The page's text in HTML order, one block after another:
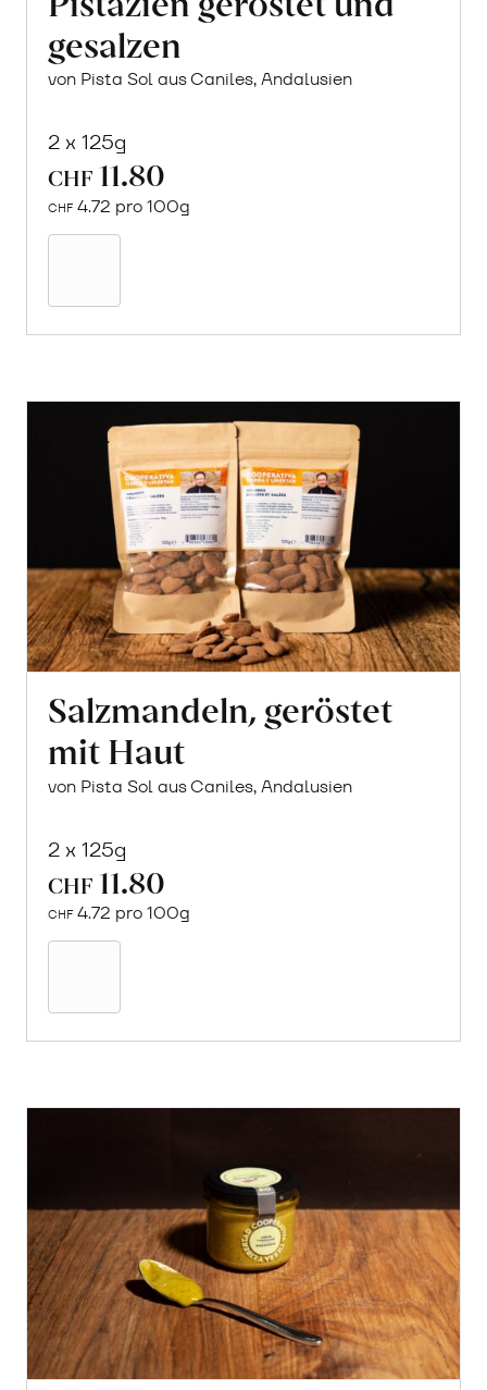
gesalzen
von Pista Sol aus Caniles, Andalusien
2 x 125g
CHF 11.80
CHF 4.72 pro 100g
Salzmandeln, geröstet
mit Haut
von Pista Sol aus Caniles, Andalusien
2 x 125g
CHF 11.80
CHF 4.72 pro 100g